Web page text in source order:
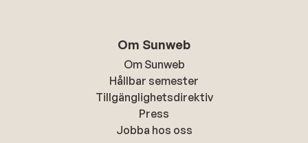
Om Sunweb
Om Sunweb
Hållbar semester
Tillgänglighetsdirektiv
Press
Jobba hos oss